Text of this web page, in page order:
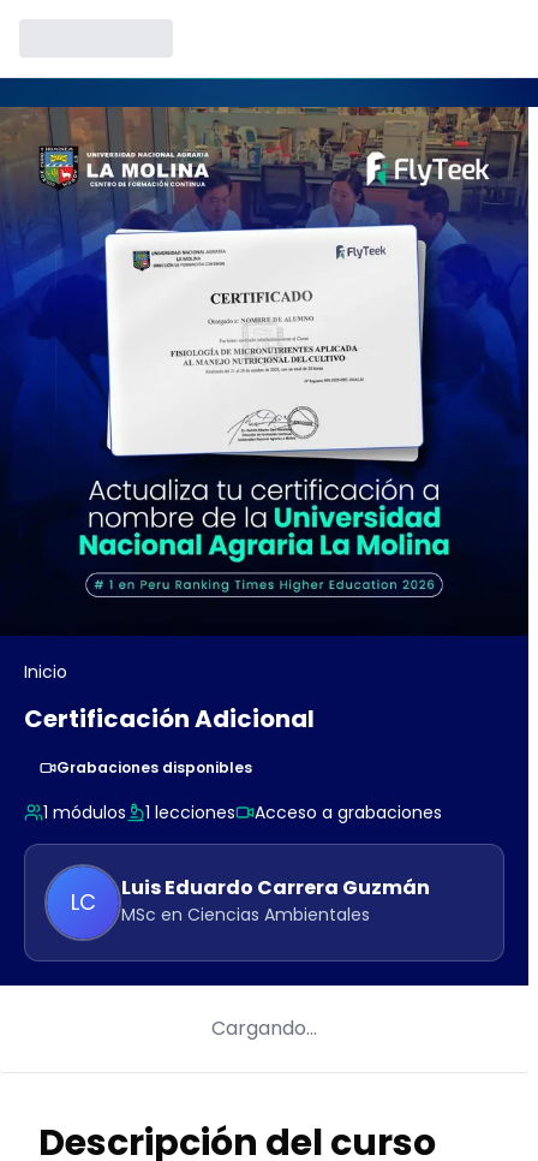
Descripción del curso
Inicio
Certificación Adicional
Grabaciones disponibles
1 módulos 1 lecciones Acceso a grabaciones
LC Luis Eduardo Carrera Guzmán
MSc en Ciencias Ambientales
Cargando…